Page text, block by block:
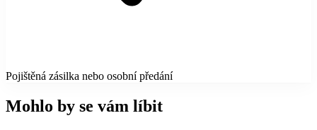
Pojištěná zásilka nebo osobní předání
Mohlo by se vám líbit